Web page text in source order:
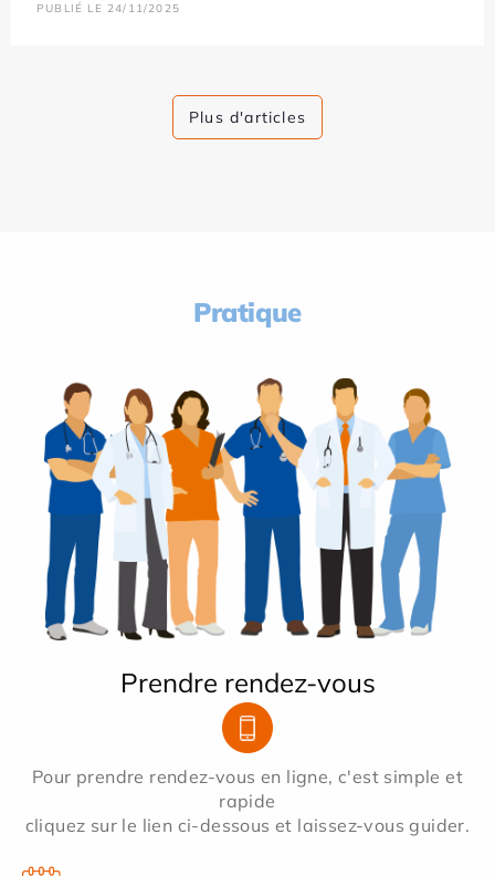
PUBLIÉ LE 24/11/2025
Plus d'articles
Pratique
Prendre rendez-vous
Pour prendre rendez-vous en ligne, c'est simple et
rapide
cliquez sur le lien ci-dessous et laissez-vous guider.